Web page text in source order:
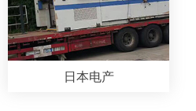
日本电产